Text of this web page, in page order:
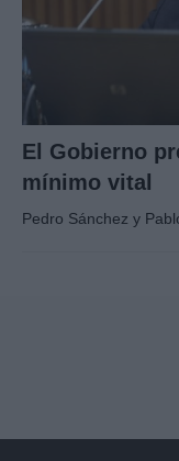
El Gobierno
mínimo vital
Pedro Sánchez y